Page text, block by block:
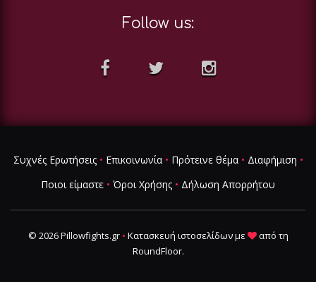
Follow us:
Συχνές Ερωτήσεις• Επικοινωνία• Πρότεινε θέμα• Διαφήμιση •
Ποιοι είμαστε • Όροι Χρήσης • Δήλωση Απορρήτου
© 2026 Pillowfights.gr • Κατασκευή ιστοσελίδωνμε
από τη
RoundFloor.